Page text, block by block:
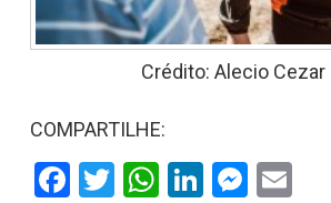
Crédito: Alecio Cezar
COMPARTILHE:
Facebook
TwitterWhatsApp
LinkedIn